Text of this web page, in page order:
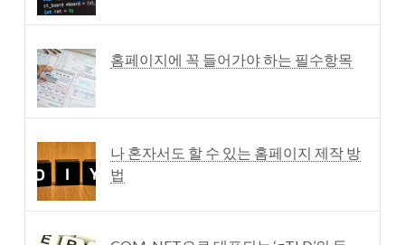
홈페이지에 꼭 들어가야 하는 필수항목
나 혼자서도 할 수 있는 홈페이지 제작 방
법